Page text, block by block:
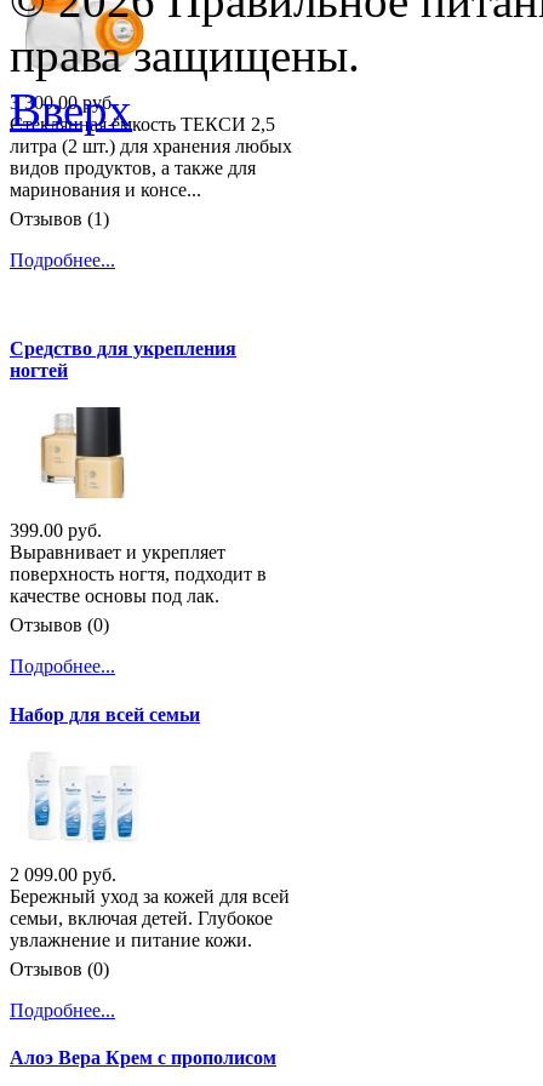
3 300.00 руб.
Стеклянная ёмкость ТЕКСИ 2,5
литра (2 шт.) для хранения любых
видов продуктов, а также для
маринования и консе...
Отзывов (1)
Подробнее...
Средство для укрепления
ногтей
399.00 руб.
Выравнивает и укрепляет
поверхность ногтя, подходит в
качестве основы под лак.
Отзывов (0)
Подробнее...
Набор для всей семьи
2 099.00 руб.
Бережный уход за кожей для всей
семьи, включая детей. Глубокое
увлажнение и питание кожи.
Отзывов (0)
Подробнее...
Алоэ Вера Крем с прополисом
права защищены.
Вверх